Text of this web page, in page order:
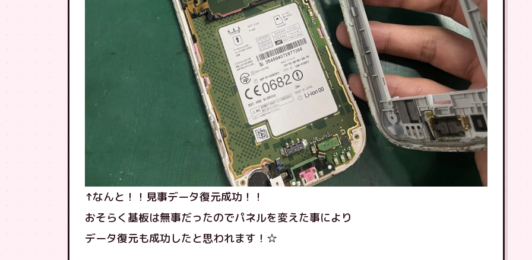
↑なんと！！見事データ復元成功！！
おそらく基板は無事だったのでパネルを変えた事により
データ復元も成功したと思われます！☆